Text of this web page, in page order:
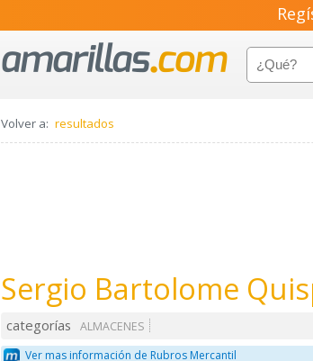
Volver a: resultados
Sergio Bartolome
categorías
ALMACENES
Ver mas información de Rubros Mercantil